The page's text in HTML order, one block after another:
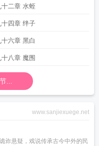
十二章 水蛭
十四章 绊子
六章 黑白
八章 魔围
...
www.sanjiexuege.net
诈悬疑，戏说传承古今中外的民